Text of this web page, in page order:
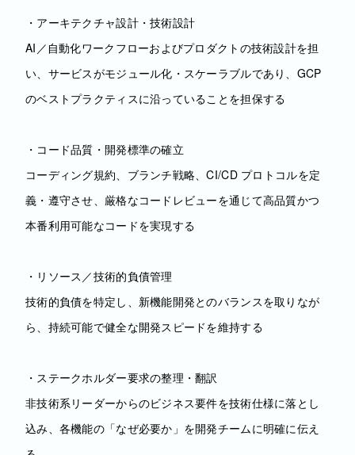
・アーキテクチャ設計・技術設計
AI／自動化ワークフローおよびプロダクトの技術設計を担
い、サービスがモジュール化・スケーラブルであり、GCP
のベストプラクティスに沿っていることを担保する
・コード品質・開発標準の確立
コーディング規約、ブランチ戦略、CI/CD プロトコルを定
義・遵守させ、厳格なコードレビューを通じて高品質かつ
本番利用可能なコードを実現する
・リソース／技術的負債管理
技術的負債を特定し、新機能開発とのバランスを取りなが
ら、持続可能で健全な開発スピードを維持する
・ステークホルダー要求の整理・翻訳
非技術系リーダーからのビジネス要件を技術仕様に落とし
込み、各機能の「なぜ必要か」を開発チームに明確に伝え